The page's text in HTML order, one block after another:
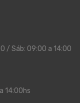
/ Sáb: 09:00 a 14:00
14:00hs